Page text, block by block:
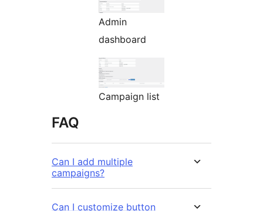
Admin
dashboard
Campaign list
FAQ
Can I add multiple
campaigns?
Can I customize button